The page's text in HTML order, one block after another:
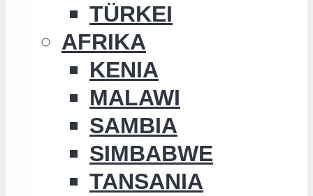
TÜRKEI
AFRIKA
KENIA
MALAWI
SAMBIA
SIMBABWE
TANSANIA